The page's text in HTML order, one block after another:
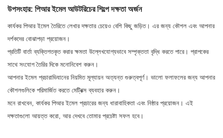
উপসংহার: পিআর ইমেল আউটরিচের শিল্পে দক্ষতা অর্জন
কার্যকর পিআর ইমেল তৈরিতে লেখার দক্ষতার চেয়েও বেশি কিছু জড়িত। এর জন্য কৌশল এবং আপনার
দর্শকদের বোঝাপড়া প্রয়োজন।
প্রতিটি বার্তা ব্যক্তিগতকৃত করার ক্ষমতা উল্লেখযোগ্যভাবে সম্পৃক্ততা বৃদ্ধি করতে পারে। প্রাপকের
সাথে সংযোগ তৈরির দিকে মনোনিবেশ করুন।
আপনার ইমেল প্রচারাভিযানের নিয়মিত মূল্যায়ন অত্যন্ত গুরুত্বপূর্ণ। ভালো ফলাফলের জন্য আপনার
কৌশলগুলিকে পরিমার্জিত করতে মেট্রিক্স ব্যবহার করুন।
মনে রাখবেন, কার্যকর পিআর ইমেল প্রচারের জন্য ধারাবাহিকতা এবং নিষ্ঠার প্রয়োজন। এই
দক্ষতাগুলো আয়ত্ত করো, আর দেখবে তোমার প্রচেষ্টা সফল হবে।